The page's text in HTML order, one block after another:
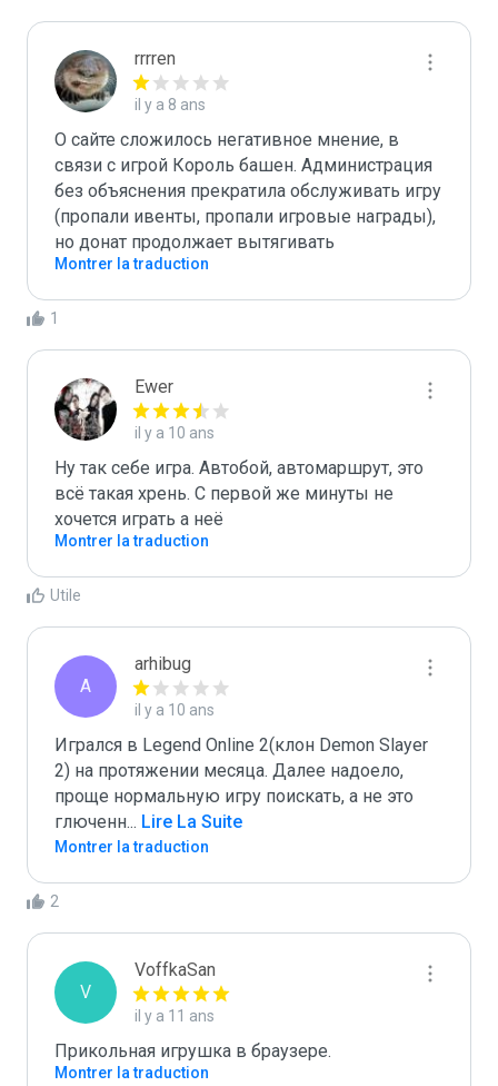
rrrren
il y a 8 ans
О сайте сложилось негативное мнение, в
связи с игрой Король башен. Администрация
без объяснения прекратила обслуживать игру
(пропали ивенты, пропали игровые награды),
но донат продолжает вытягивать
Montrer la traduction
1
Ewer
il y a 10 ans
Ну так себе игра. Автобой, автомаршрут, это
всё такая хрень. С первой же минуты не
хочется играть а неё
Montrer la traduction
Utile
A
arhibug
il y a 10 ans
Игрался в Legend Online 2(клон Demon Slayer
2) на протяжении месяца. Далее надоело,
проще нормальную игру поискать, а не это
глюченн... Lire La Suite
Montrer la traduction
2
V
VoffkaSan
il y a 11 ans
Прикольная игрушка в браузере.
Montrer la traduction